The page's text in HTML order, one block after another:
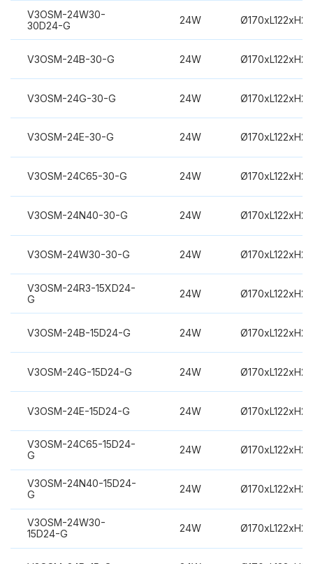
V3OSM-24W30-
30D24-G
24W
V3OSM-24B-30-G 24W
V3OSM-24G-30-G 24W
V3OSM-24E-30-G 24W
V3OSM-24C65-30-G 24W
V3OSM-24N40-30-G 24W
V3OSM-24W30-30-G 24W
V3OSM-24R3-15XD24-
G
24W
V3OSM-24B-15D24-G 24W
V3OSM-24G-15D24-G 24W
V3OSM-24E-15D24-G 24W
V3OSM-24C65-15D24-
G
24W
V3OSM-24N40-15D24-
G
24W
V3OSM-24W30-
15D24-G
24W